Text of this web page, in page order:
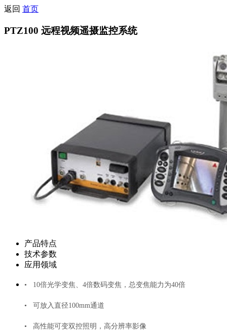
返回 首页
PTZ100 远程视频遥摄监控系统
产品特点
技术参数
应用领域
• 10倍光学变焦、4倍数码变焦，总变焦能力为40倍
• 可放入直径100mm通道
• 高性能可变双控照明，高分辨率影像